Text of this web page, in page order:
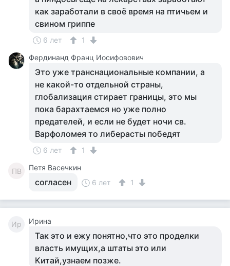
как заработали в своё время на птичьем и
свином гриппе
6 лет
1
Фердинанд Франц Иосифовович
Это уже транснациональные компании, а
не какой-то отдельной страны,
глобализация стирает границы, это мы
пока барахтаемся но уже полно
предателей, и если не будет ночи св.
Варфоломея то либерасты победят
6 лет 1
ПВ Петя Васечкин
согласен 6 лет 1
Ир Ирина
Так это и ежу понятно,что это проделки
власть имущих,а штаты это или
Китай,узнаем позже.